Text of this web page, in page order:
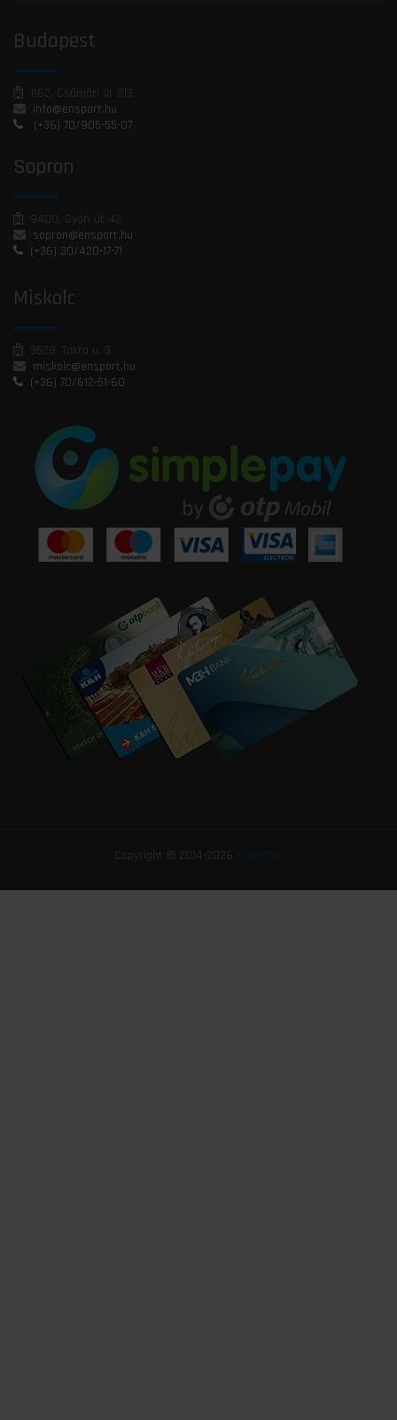
Budapest
1162, Csömöri út 213.
info@ensport.hu
(+36) 70/905-55-07
Sopron
9400, Győri út 42.
sopron@ensport.hu
(+36) 30/420-17-71
Miskolc
3528, Takta u. 3.
miskolc@ensport.hu
(+36) 70/612-51-60
Copyright © 2014-2026 ENSPORT